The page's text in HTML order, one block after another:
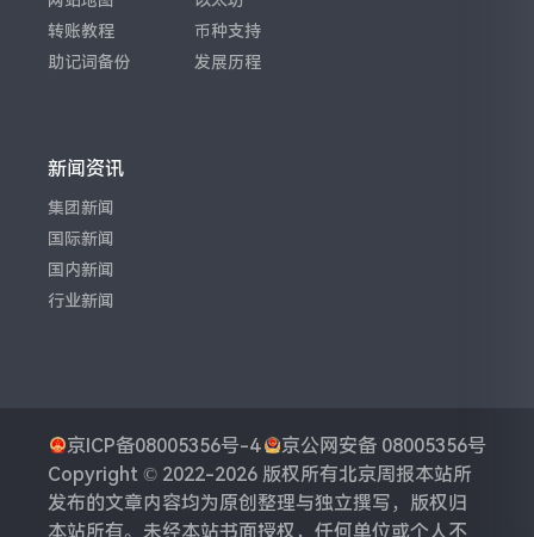
转账教程
助记词备份
币种支持
发展历程
新闻资讯
集团新闻
国际新闻
国内新闻
行业新闻
京ICP备08005356号-4
京公网安备 08005356号
Copyright © 2022-2026 版权所有北京周报本站所
发布的文章内容均为原创整理与独立撰写，版权归
本站所有。未经本站书面授权，任何单位或个人不